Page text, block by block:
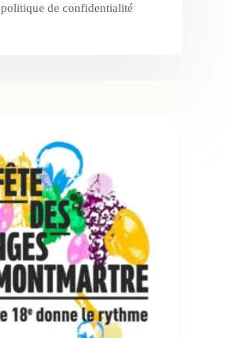
politique de confidentialité